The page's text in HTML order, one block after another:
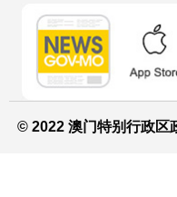
© 2022 澳门特别行政区